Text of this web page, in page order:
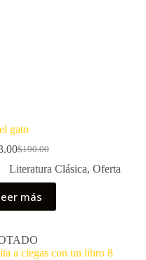
gato
$190.00
El
precio
original
era:
El
precio
actual
es:
Literatura Clásica, Oferta
más